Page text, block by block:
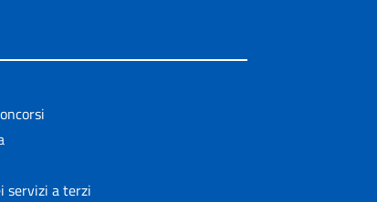
servizi a terzi